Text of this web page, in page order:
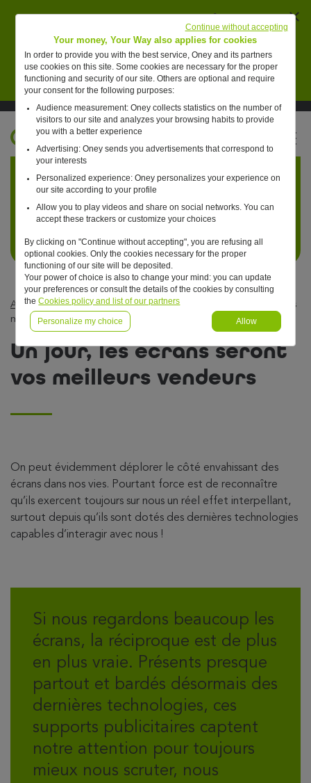
pour des collaborateurs de Oney pour vendre de
faux placements financiers.
En savoir plus
Suivre Oney sur LinkedIn
Suivre Oney sur YouTubeVoir les articles #oneday
Retour à l'accueil ?
Articles #oneday — Innovation — Un jour, les écrans seront vos
meilleurs vendeurs
Un jour, les écrans seront
vos meilleurs vendeurs
On peut évidemment déplorer le côté envahissant des
écrans dans nos vies. Pourtant force est de reconnaître
qu’ils exercent toujours sur nous un réel effet interpellant,
surtout depuis qu’ils sont dotés des dernières technologies
capables d’interagir avec nous !
Si nous regardons beaucoup les
écrans, la réciproque est de plus
en plus vraie. Présents presque
partout et bardés désormais des
dernières technologies, ces
supports publicitaires captent
notre attention pour toujours
mieux nous scruter, nous
Your money, Your Way also applies for cookies
In order to provide you with the best service, Oney and its partners
use cookies on this site. Some cookies are necessary for the proper
functioning and security of our site. Others are optional and require
your consent for the following purposes:
Audience measurement: Oney collects statistics on the number of
visitors to our site and analyzes your browsing habits to provide
you with a better experience
Advertising: Oney sends you advertisements that correspond to
your interests
Personalized experience: Oney personalizes your experience on
our site according to your profile
Allow you to play videos and share on social networks. You can
accept these trackers or customize your choices
By clicking on "Continue without accepting", you are refusing all
optional cookies. Only the cookies necessary for the proper
functioning of our site will be deposited.
Your power of choice is also to change your mind: you can update
your preferences or consult the details of the cookies by consulting
theCookies policy and list of our partners
Personalize my choice Allow
Continue without accepting